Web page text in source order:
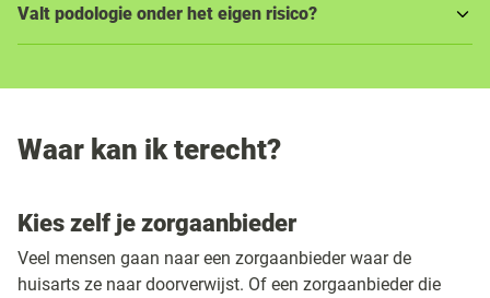
Valt podologie onder het eigen risico?
Waar kan ik terecht?
Kies zelf je zorgaanbieder
Veel mensen gaan naar een zorgaanbieder waar de
huisarts ze naar doorverwijst. Of een zorgaanbieder die